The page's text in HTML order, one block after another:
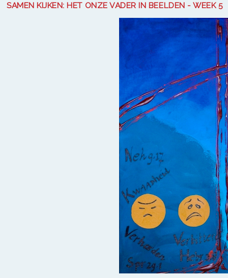
SAMEN KIJKEN: HET ONZE VADER IN BEELDEN - WEEK 5